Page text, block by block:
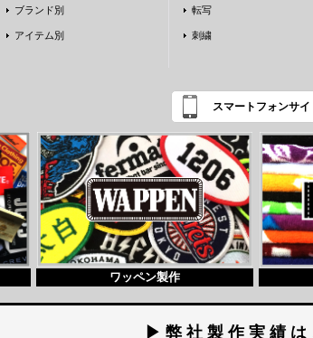
ブランド別
アイテム別
転写
刺繍
スマートフォンサイ
ワッペン製作
▶ 弊 社 製 作 実 績 は